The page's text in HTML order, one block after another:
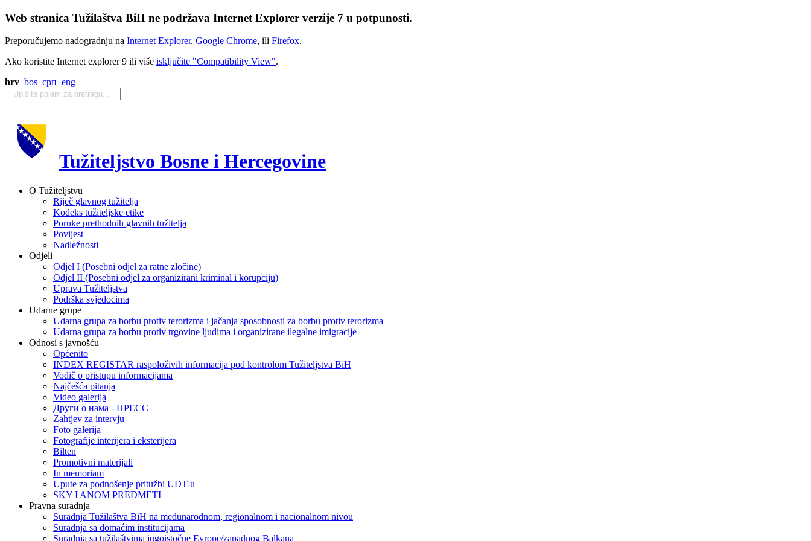
Web stranica Tužilaštva BiH ne podržava Internet Explorer verzije 7 u potpunosti.
Preporučujemo nadogradnju na Internet Explorer, Google Chrome, ili Firefox.
Ako koristite Internet explorer 9 ili više isključite "Compatibility View".
hrv bos срп eng
Tužiteljstvo Bosne i Hercegovine
O Tužiteljstvu
Riječ glavnog tužitelja
Kodeks tužiteljske etike
Poruke prethodnih glavnih tužitelja
Povijest
Nadležnosti
Odjeli
Odjel I (Posebni odjel za ratne zločine)
Odjel II (Posebni odjel za organizirani kriminal i korupciju)
Uprava Tužiteljstva
Podrška svjedocima
Udarne grupe
Udarna grupa za borbu protiv terorizma i jačanja sposobnosti za borbu protiv terorizma
Udarna grupa za borbu protiv trgovine ljudima i organizirane ilegalne imigracije
Odnosi s javnošću
Općenito
INDEX REGISTAR raspoloživih informacija pod kontrolom Tužiteljstva BiH
Vodič o pristupu informacijama
Najčešća pitanja
Video galerija
Други о нама - ПРЕСC
Zahtjev za intervju
Foto galerija
Fotografije interijera i eksterijera
Bilten
Promotivni materijali
In memoriam
Upute za podnošenje pritužbi UDT-u
SKY I ANOM PREDMETI
Pravna suradnja
Suradnja Tužilaštva BiH na međunarodnom, regionalnom i nacionalnom nivou
Suradnja sa domaćim institucijama
Suradnja sa tužilaštvima jugoistočne Evrope/zapadnog Balkana